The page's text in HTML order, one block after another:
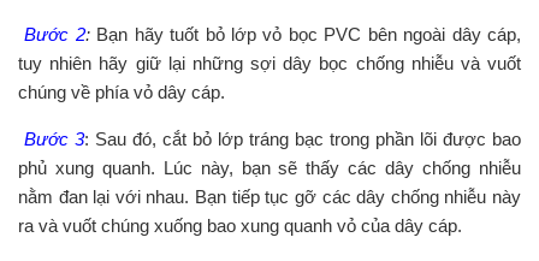
Bước 2:Bạn hãy tuốt bỏ lớp vỏ bọc PVC bên ngoài dây cáp,
tuy nhiên hãy giữ lại những sợi dây bọc chống nhiễu và vuốt
chúng về phía vỏ dây cáp.
Bước 3: Sau đó, cắt bỏ lớp tráng bạc trong phần lõi được bao
phủ xung quanh. Lúc này, bạn sẽ thấy các dây chống nhiễu
nằm đan lại với nhau. Bạn tiếp tục gỡ các dây chống nhiễu này
ra và vuốt chúng xuống bao xung quanh vỏ của dây cáp.